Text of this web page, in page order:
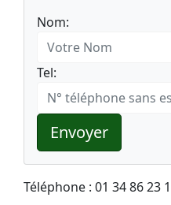
Nom:
Tel:
Envoyer
Téléphone : 01 34 86 23